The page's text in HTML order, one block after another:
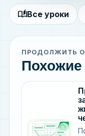
auto_storiesВсе уроки
ПРОДОЛЖИТЬ
Похожие